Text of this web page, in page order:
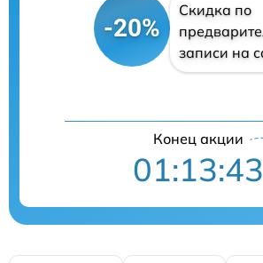
-20%
Скидка по
записи на
Конец акции
01:13:42